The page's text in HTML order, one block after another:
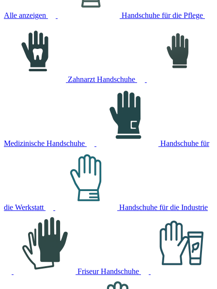
Alle anzeigen Handschuhe für die Pflege
Zahnarzt Handschuhe
Medizinische Handschuhe Handschuhe für
die Werkstatt Handschuhe für die Industrie
Friseur Handschuhe